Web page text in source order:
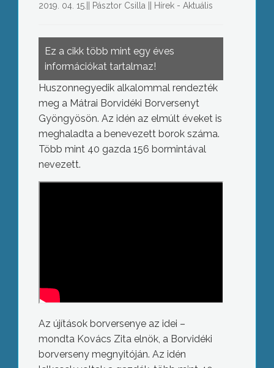
2019. 04. 15. Pásztor Csilla Hírek - Aktuális
Ez a cikk több mint egy éves
információkat tartalmaz!
Huszonnegyedik alkalommal rendezték
meg a Mátrai Borvidéki Borversenyt
Gyöngyösön. Az idén az elmúlt éveket is
meghaladta a benevezett borok száma.
Több mint 40 gazda 156 bormintával
nevezett.
Az újítások borversenye az idei –
mondta Kovács Zita elnök, a Borvidéki
borverseny megnyitóján. Az idén